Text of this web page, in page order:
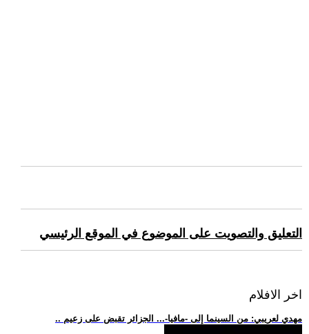
التعليق والتصويت على الموضوع في الموقع الرئيسي
اخر الافلام
.. مهدي لعريبي: من السينما إلى -مافيا-... الجزائر تقبض على زعيم